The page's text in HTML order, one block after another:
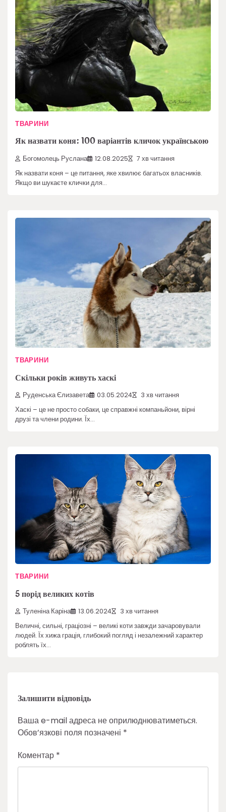
ТВАРИНИ
Як назвати коня: 100 варіантів кличок українською
Богомолець Руслана 12.08.2025 7 хв читання
Як назвати коня – це питання, яке хвилює багатьох власників.
Якщо ви шукаєте клички для…
ТВАРИНИ
Скільки років живуть хаскі
Руденська Єлизавета 03.05.2024 3 хв читання
Хаскі – це не просто собаки, це справжні компаньйони, вірні
друзі та члени родини. Їх…
ТВАРИНИ
5 порід великих котів
Туленіна Каріна 13.06.2024 3 хв читання
Величні, сильні, граціозні – великі коти завжди зачаровували
людей. Їх хижа грація, глибокий погляд і незалежний характер
роблять їх…
Залишити відповідь
Ваша e-mail адреса не оприлюднюватиметься.
Обов’язкові поля позначені *
Коментар *